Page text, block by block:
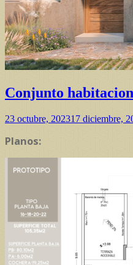
Conjunto
23 octubre, 202317 diciembre,
Planos: